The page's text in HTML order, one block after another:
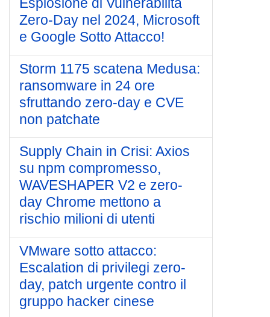
Zero-Day nel 2024, Microsoft
e Google Sotto Attacco!
Storm 1175 scatena Medusa:
ransomware in 24 ore
sfruttando zero‑day e CVE
non patchate
Supply Chain in Crisi: Axios
su npm compromesso,
WAVESHAPER V2 e zero-
day Chrome mettono a
rischio milioni di utenti
VMware sotto attacco:
Escalation di privilegi zero-
day, patch urgente contro il
gruppo hacker cinese